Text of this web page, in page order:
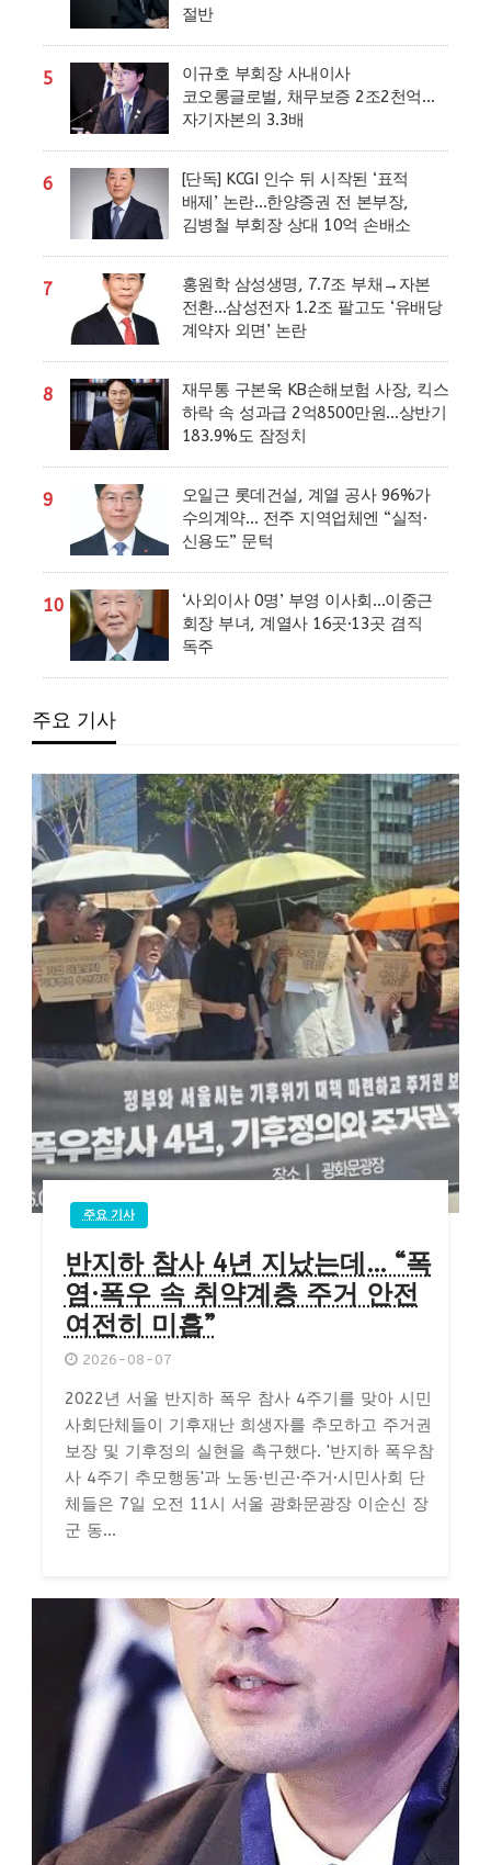
절반
5
이규호 부회장 사내이사
코오롱글로벌, 채무보증 2조2천억…
자기자본의 3.3배
6
[단독] KCGI 인수 뒤 시작된 ‘표적
배제’ 논란…한양증권 전 본부장,
김병철 부회장 상대 10억 손배소
7
홍원학 삼성생명, 7.7조 부채→자본
전환…삼성전자 1.2조 팔고도 ‘유배당
계약자 외면’ 논란
8
재무통 구본욱 KB손해보험 사장, 킥스
하락 속 성과급 2억8500만원…상반기
183.9%도 잠정치
9
오일근 롯데건설, 계열 공사 96%가
수의계약… 전주 지역업체엔 “실적·
신용도” 문턱
10
‘사외이사 0명’ 부영 이사회…이중근
회장 부녀, 계열사 16곳·13곳 겸직
독주
주요 기사
주요 기사
반지하 참사 4년 지났는데… “폭
염·폭우 속 취약계층 주거 안전
여전히 미흡”
2026-08-07
2022년 서울 반지하 폭우 참사 4주기를 맞아 시민
사회단체들이 기후재난 희생자를 추모하고 주거권
보장 및 기후정의 실현을 촉구했다. '반지하 폭우참
사 4주기 추모행동'과 노동·빈곤·주거·시민사회 단
체들은 7일 오전 11시 서울 광화문광장 이순신 장
군 동...